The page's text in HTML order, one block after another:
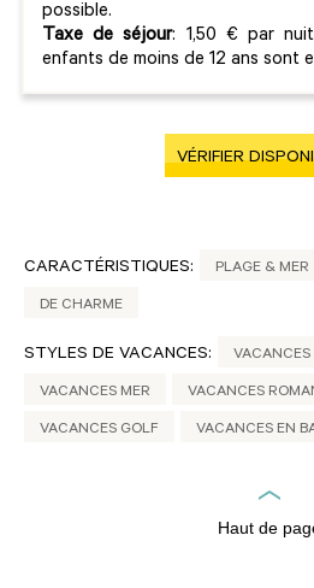
possible.
Taxe de séjour: 1,50 € par
enfants de moins de 12 ans sont
VÉRIFIER
CARACTÉRISTIQUES: PLAGE & MER
DE CHARME
STYLES DE VACANCES:
VACANCES MER VACANCES
VACANCES GOLF VACANCES EN
Haut de